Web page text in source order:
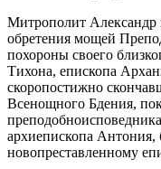
Митрополит Александр
обретения мощей
похороны своего
Тихона, епископа
скоропостижно
Всенощного Бдения,
архиепископа Антония,
новопреставленному